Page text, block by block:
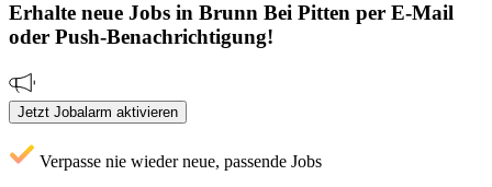
Erhalte neue Jobs in Brunn Bei Pitten per E-Mail
oder Push-Benachrichtigung!
Jetzt Jobalarm aktivieren
Verpasse nie wieder neue, passende Jobs